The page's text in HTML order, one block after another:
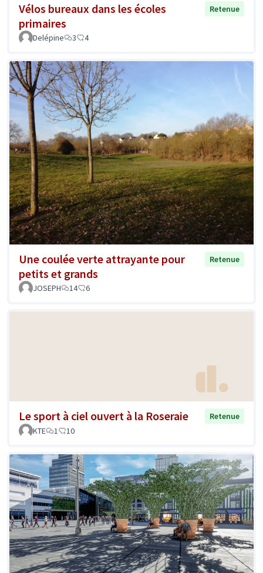
Vélos bureaux dans les écoles
primaires
Retenue
Delépine 3 4
Une coulée verte attrayante pour
petits et grands
Retenue
JOSEPH 14 6
Le sport à ciel ouvert à la Roseraie
Retenue
KTE
1 10